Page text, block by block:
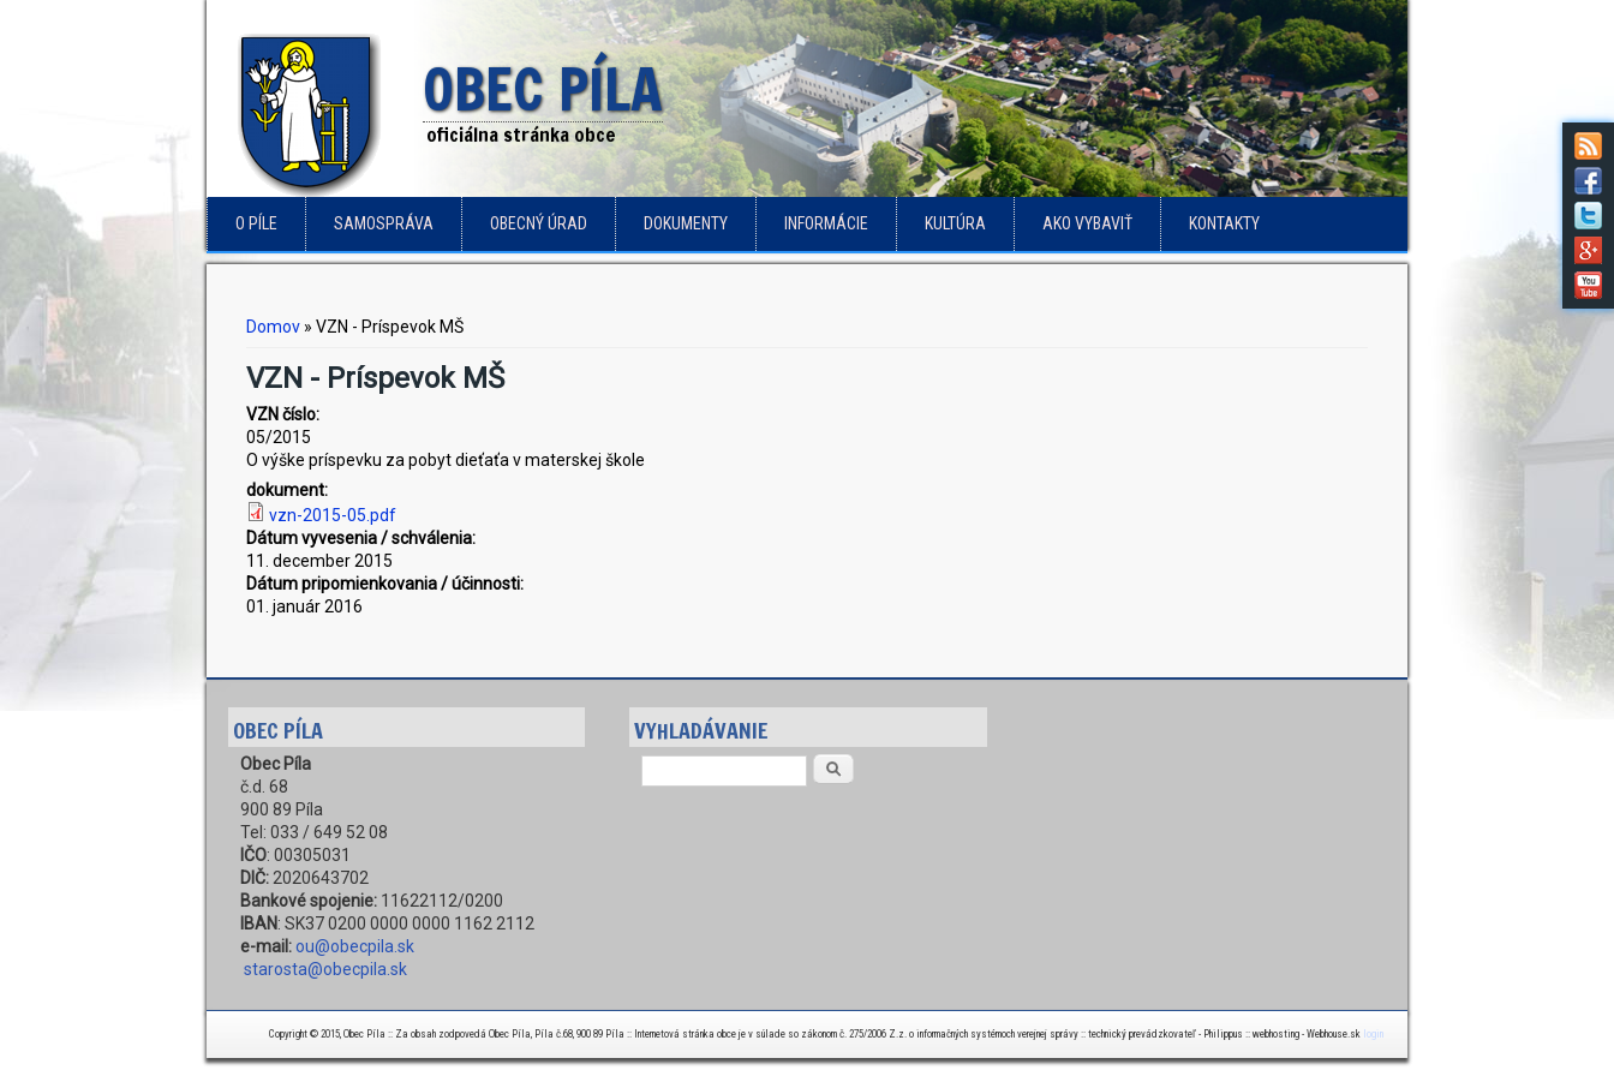
OBEC PÍLA
oficiálna stránka obce
O PÍLE SAMOSPRÁVA OBECNÝ ÚRAD DOKUMENTY INFORMÁCIE KULTÚRA AKO VYBAVIŤ KONTAKTY
Nachádzate sa tu
Domov » VZN - Príspevok MŠ
VZN - Príspevok MŠ
VZN číslo:
05/2015
O výške príspevku za pobyt dieťaťa v materskej škole
dokument:
vzn-2015-05.pdf
Dátum vyvesenia / schválenia:
11. december 2015
Dátum pripomienkovania / účinnosti:
01. január 2016
OBEC PÍLA
Obec Píla
č.d. 68
900 89 Píla
Tel: 033 / 649 52 08
IČO: 00305031
DIČ:2020643702
Bankové spojenie:11622112/0200
IBAN: SK37 0200 0000 0000 1162 2112
e-mail:ou@obecpila.sk
starosta@obecpila.sk
VYHLADÁVANIE
Copyright © 2015, Obec Píla :: Za obsah zodpovedá Obec Píla, Píla č.68, 900 89 Píla :: Internetová stránka obce je v súlade so zákonom č. 275/2006 Z.z. o informačných systémoch verejnej správy :: technický prevádzkovateľ - Philippus :: webhosting - Webhouse.sk login